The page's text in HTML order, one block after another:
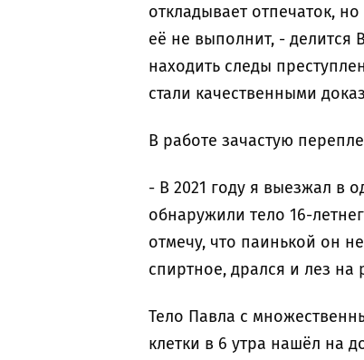
откладывает отпечаток,
её не выполнит, - делится
находить следы
стали качественными
В работе зачастую
- В 2021 году я выезжал в
обнаружили тело 16-
отмечу, что паинькой он
спиртное, дрался и лез на
Тело Павла с
клетки в 6 утра нашёл на